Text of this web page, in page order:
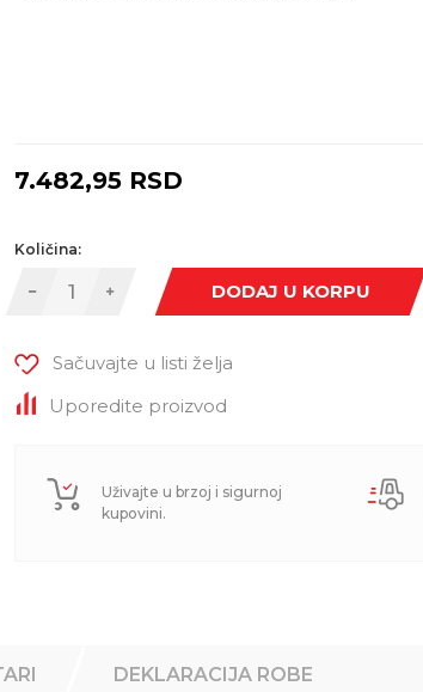
7.482,95 RSD
Količina:
DODAJ U KORPU
Sačuvajte u listi želja
Uporedite proizvod
Uživajte u brzoj i sigurnoj
kupovini.
DEKLARACIJA ROBE